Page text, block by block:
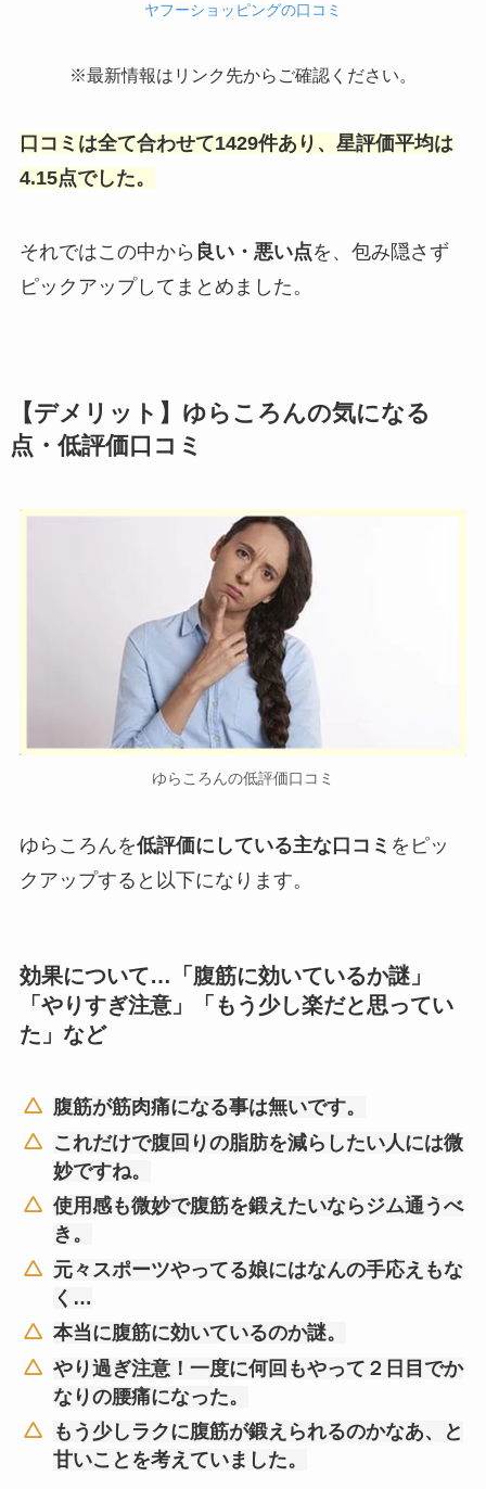
ヤフーショッピングの口コミ
※最新情報はリンク先からご確認ください。
口コミは全て合わせて1429件あり、星評価平均は
4.15点でした。
それではこの中から 良い・悪い点を、包み隠さず
ピックアップしてまとめました。
【デメリット】ゆらころんの気になる
点・低評価口コミ
ゆらころんの低評価口コミ
ゆらころんを低評価にしている主な口コミ をピッ
クアップすると以下になります。
効果について…「腹筋に効いているか謎」
「やりすぎ注意」「もう少し楽だと思ってい
た」など
腹筋が筋肉痛になる事は無いです。
これだけで腹回りの脂肪を減らしたい人には微
妙ですね。
使用感も微妙で腹筋を鍛えたいならジム通うべ
き。
元々スポーツやってる娘にはなんの手応えもな
く…
本当に腹筋に効いているのか謎。
やり過ぎ注意！一度に何回もやって２日目でか
なりの腰痛になった。
もう少しラクに腹筋が鍛えられるのかなあ、と
甘いことを考えていました。